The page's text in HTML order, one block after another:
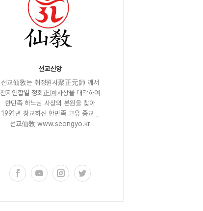
선교신앙
선교仙敎는 취정원사聚正元師 께서
천지인합일 정회正回사상을 대각하여
한민족 하느님 사상의 본원을 찾아
1991년 창교하신 한민족 고유 종교 _
선교仙敎 www.seongyo.kr